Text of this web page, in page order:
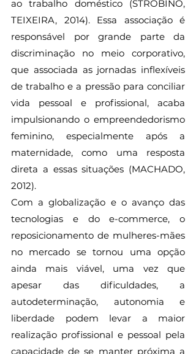
ao trabalho doméstico (STROBINO,
TEIXEIRA, 2014). Essa associação é
responsável por grande parte da
discriminação no meio corporativo,
que associada as jornadas inflexíveis
de trabalho e a pressão para conciliar
vida pessoal e profissional, acaba
impulsionando o empreendedorismo
feminino, especialmente após a
maternidade, como uma resposta
direta a essas situações (MACHADO,
2012).
Com a globalização e o avanço das
tecnologias e do e-commerce, o
reposicionamento de mulheres-mães
no mercado se tornou uma opção
ainda mais viável, uma vez que
apesar das dificuldades, a
autodeterminação, autonomia e
liberdade podem levar a maior
realização profissional e pessoal pela
capacidade de se manter próxima a